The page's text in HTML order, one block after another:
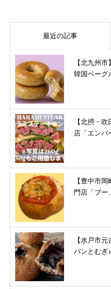
最近の記事
【北九州
韓国ベーグ
【北摂・
店「エンバ
【豊中市
門店「ブー...
【水戸市
パンとむぎ